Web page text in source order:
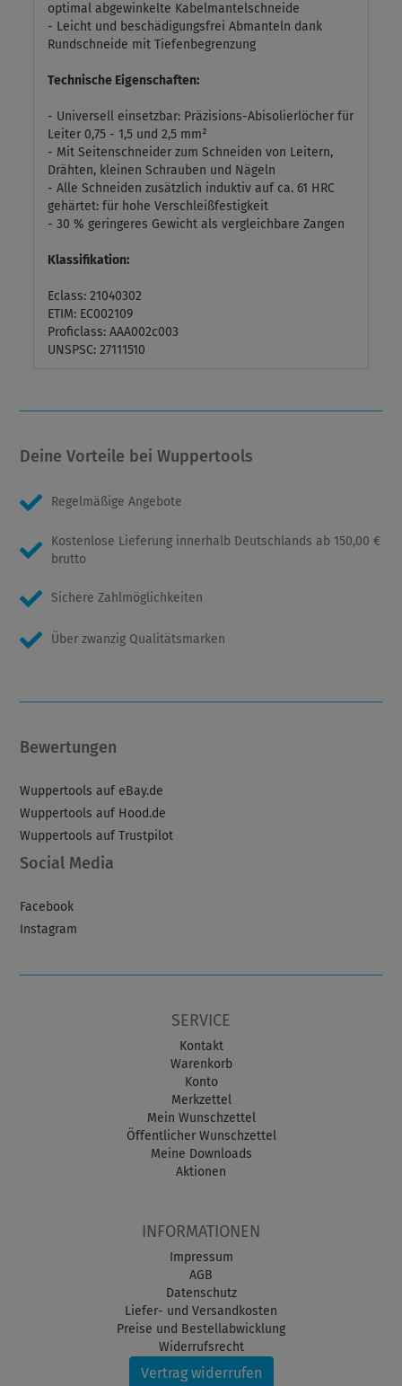
optimal abgewinkelte Kabelmantelschneide
- Leicht und beschädigungsfrei Abmanteln dank
Rundschneide mit Tiefenbegrenzung
Technische Eigenschaften:
- Universell einsetzbar: Präzisions-Abisolierlöcher für
Leiter 0,75 - 1,5 und 2,5 mm²
- Mit Seitenschneider zum Schneiden von Leitern,
Drähten, kleinen Schrauben und Nägeln
- Alle Schneiden zusätzlich induktiv auf ca. 61 HRC
gehärtet: für hohe Verschleißfestigkeit
- 30 % geringeres Gewicht als vergleichbare Zangen
Klassifikation:
Eclass: 21040302
ETIM: EC002109
Proficlass: AAA002c003
UNSPSC: 27111510
Deine Vorteile bei Wuppertools
Regelmäßige Angebote
Kostenlose Lieferung innerhalb Deutschlands ab 150,00 €
brutto
Sichere Zahlmöglichkeiten
Über zwanzig Qualitätsmarken
Bewertungen
Wuppertools auf eBay.de
Wuppertools auf Hood.de
Wuppertools auf Trustpilot
Social Media
Facebook
Instagram
SERVICE
Kontakt
Warenkorb
Konto
Merkzettel
Mein Wunschzettel
Öffentlicher Wunschzettel
Meine Downloads
Aktionen
INFORMATIONEN
Impressum
AGB
Datenschutz
Liefer- und Versandkosten
Preise und Bestellabwicklung
Widerrufsrecht
Vertrag widerrufen